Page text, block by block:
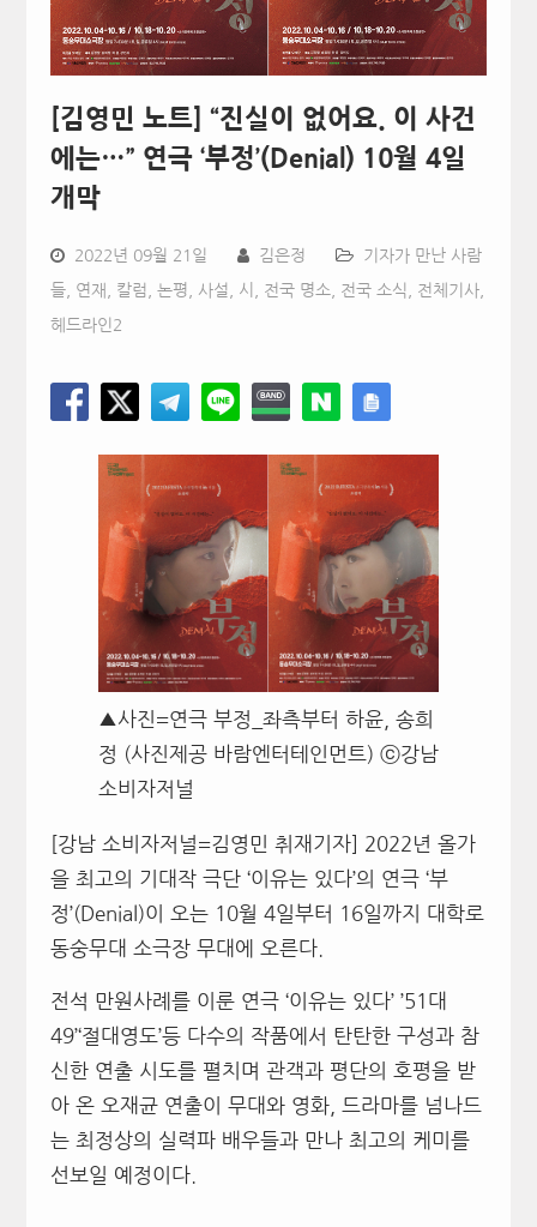
[김영민 노트] “진실이 없어요. 이 사건
에는…” 연극 ‘부정’(Denial) 10월 4일
개막
2022년 09월 21일 김은정 기자가 만난 사람
들, 연재, 칼럼, 논평, 사설, 시 전국 명소, 전국 소식 전체기사,
헤드라인2
▲사진=연극 부정_좌측부터 하윤, 송희
정 (사진제공 바람엔터테인먼트) ⓒ강남
소비자저널
[강남 소비자저널=김영민 취재기자] 2022년 올가
을 최고의 기대작 극단 ‘이유는 있다’의 연극 ‘부
정’(Denial)이 오는 10월 4일부터 16일까지 대학로
동숭무대 소극장 무대에 오른다.
전석 만원사례를 이룬 연극 ‘이유는 있다’ ’51대
49’‘절대영도’등 다수의 작품에서 탄탄한 구성과 참
신한 연출 시도를 펼치며 관객과 평단의 호평을 받
아 온 오재균 연출이 무대와 영화, 드라마를 넘나드
는 최정상의 실력파 배우들과 만나 최고의 케미를
선보일 예정이다.